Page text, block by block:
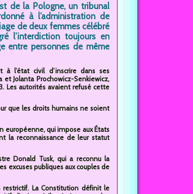
de la Pologne, un tribunal
à l’administration de
de deux femmes célébré
l’interdiction toujours en
entre personnes de même
à l’état civil d’inscrire dans ses
et Jolanta Prochowicz-Senkiewicz,
Les autorités avaient refusé cette
que les droits humains ne soient
européenne, qui impose aux États
la reconnaissance de leur statut
Donald Tusk, qui a reconnu la
excuses publiques aux couples de
La Constitution définit le